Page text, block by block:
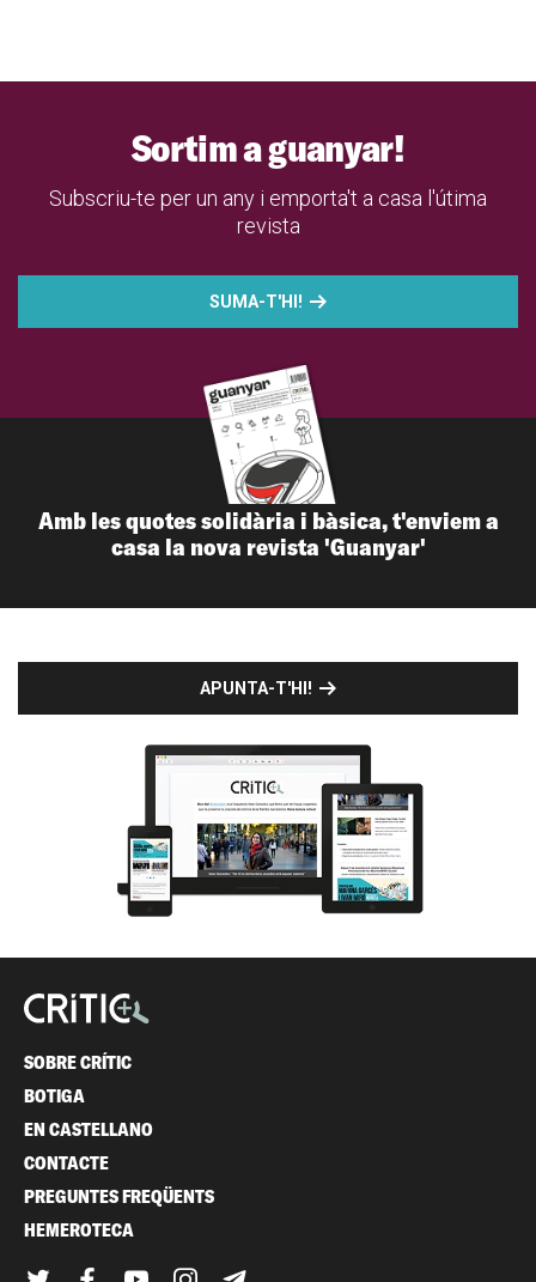
Sortim a guanyar!
Subscriu-te per un any i emporta't a casa l'útima
revista
SUMA-T'HI!
Amb les quotes solidària i bàsica, t'enviem a
casa la nova revista 'Guanyar'
APUNTA-T'HI!
SOBRE CRÍTIC
BOTIGA
EN CASTELLANO
CONTACTE
PREGUNTES FREQÜENTS
HEMEROTECA